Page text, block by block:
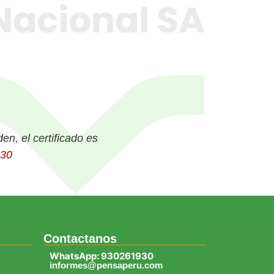
el certificado es
Contactanos
WhatsApp: 930261930
informes@pensaperu.com